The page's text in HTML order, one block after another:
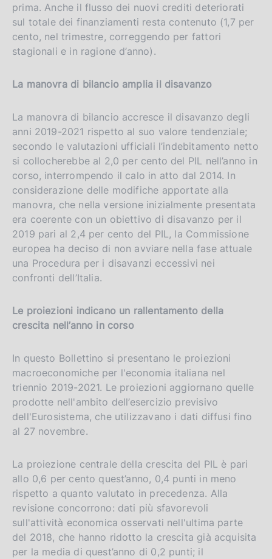
prima. Anche il flusso dei nuovi crediti deteriorati
sul totale dei finanziamenti resta contenuto (1,7 per
cento, nel trimestre, correggendo per fattori
stagionali e in ragione d’anno).
La manovra di bilancio amplia il disavanzo
La manovra di bilancio accresce il disavanzo degli
anni 2019-2021 rispetto al suo valore tendenziale;
secondo le valutazioni ufficiali l’indebitamento netto
si collocherebbe al 2,0 per cento del PIL nell’anno in
corso, interrompendo il calo in atto dal 2014. In
considerazione delle modifiche apportate alla
manovra, che nella versione inizialmente presentata
era coerente con un obiettivo di disavanzo per il
2019 pari al 2,4 per cento del PIL, la Commissione
europea ha deciso di non avviare nella fase attuale
una Procedura per i disavanzi eccessivi nei
confronti dell’Italia.
Le proiezioni indicano un rallentamento della
crescita nell’anno in corso
In questo Bollettino si presentano le proiezioni
macroeconomiche per l'economia italiana nel
triennio 2019-2021. Le proiezioni aggiornano quelle
prodotte nell'ambito dell’esercizio previsivo
dell'Eurosistema, che utilizzavano i dati diffusi fino
al 27 novembre.
La proiezione centrale della crescita del PIL è pari
allo 0,6 per cento quest’anno, 0,4 punti in meno
rispetto a quanto valutato in precedenza. Alla
revisione concorrono: dati più sfavorevoli
sull'attività economica osservati nell'ultima parte
del 2018, che hanno ridotto la crescita già acquisita
per la media di quest’anno di 0,2 punti; il